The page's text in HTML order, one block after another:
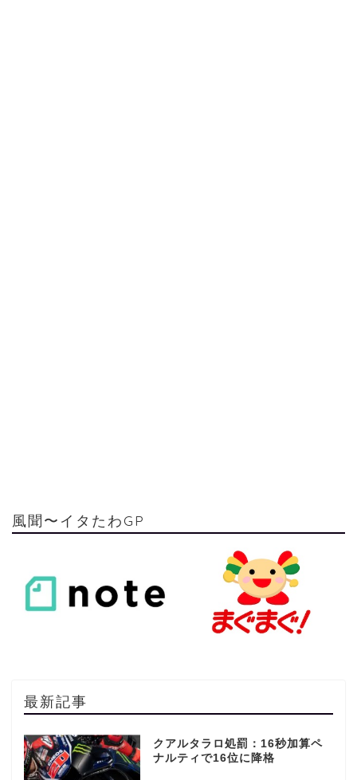
風聞〜イタたわGP
最新記事
クアルタラロ処罰：16秒加算ペ
ナルティで16位に降格